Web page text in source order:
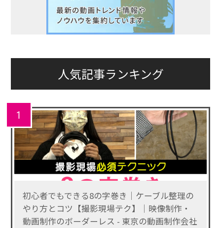
人気記事ランキング
1
初心者でもできる8の字巻き｜ケーブル整理の
やり方とコツ【撮影現場テク】｜映像制作・
動画制作のボーダーレス - 東京の動画制作会社